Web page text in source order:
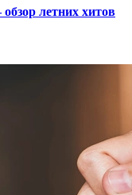
летних хитов